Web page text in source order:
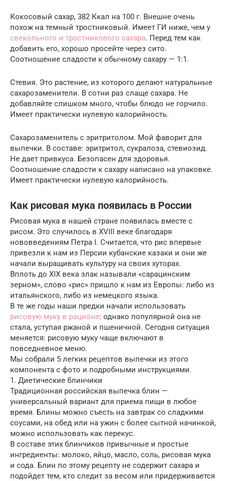
Кокосовый сахар, 382 Ккал на 100 г. Внешне очень
похож на темный тростниковый. Имеет ГИ ниже, чем у
свекольного и тростникового сахара. Перед тем как
добавить его, хорошо просейте через сито.
Соотношение сладости к обычному сахару — 1:1.
Стевия. Это растение, из которого делают натуральные
сахарозаменители. В сотни раз слаще сахара. Не
добавляйте слишком много, чтобы блюдо не горчило.
Имеет практически нулевую калорийность.
Сахарозаменитель с эритритолом. Мой фаворит для
выпечки. В составе: эритритол, сукралоза, стевиозид.
Не дает привкуса. Безопасен для здоровья.
Соотношение сладости к сахару написано на упаковке.
Имеет практически нулевую калорийность.
Как рисовая мука появилась в России
Рисовая мука в нашей стране появилась вместе с
рисом. Это случилось в XVIII веке благодаря
нововведениям Петра I. Считается, что рис впервые
привезли к нам из Персии кубанские казаки и они же
начали выращивать культуру на своих хуторах.
Вплоть до XIX века злак называли «сарацинским
зерном», слово «рис» пришло к нам из Европы: либо из
итальянского, либо из немецкого языка.
В те же годы наши предки начали использовать
рисовую муку в рационе: однако популярной она не
стала, уступая ржаной и пшеничной. Сегодня ситуация
меняется: рисовую муку чаще включают в
повседневное меню.
Мы собрали 5 легких рецептов выпечки из этого
компонента с фото и подробными инструкциями.
1. Диетические блинчики
Традиционная российская выпечка блин —
универсальный вариант для приема пищи в любое
время. Блины можно съесть на завтрак со сладкими
соусами, на обед или на ужин с более сытной начинкой,
можно использовать как перекус.
В составе этих блинчиков привычные и простые
ингредиенты: молоко, яйцо, масло, соль, рисовая мука
и сода. Блин по этому рецепту не содержит сахара и
подойдет тем, кто следит за весом или придерживается